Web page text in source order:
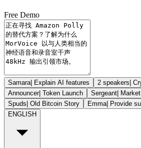
Free Demo
Samara| Explain AI features 2 speakers|
Announcer| Token Launch Sergeant|
Spuds| Old Bitcoin Story Emma| Provide
ENGLISH